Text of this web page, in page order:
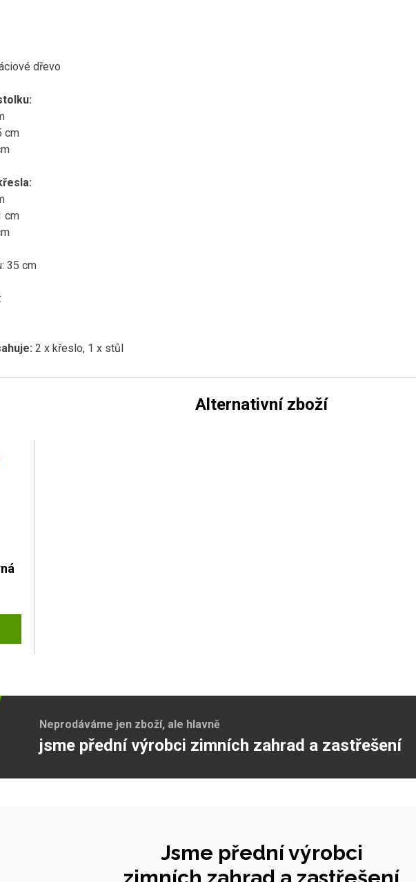
dřevo
cm
cm
35 cm
:
2 x křeslo, 1 x stůl
Alternativní zboží
Neprodáváme jen zboží, ale hlavně
jsme přední výrobci zimních zahrad a zastřešení
Jsme přední výrobci